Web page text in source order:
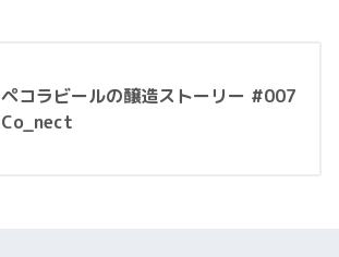
ペコラビールの醸造ストーリー #007
Co_nect